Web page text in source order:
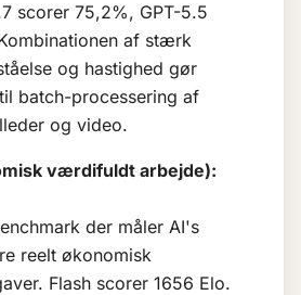
scorer 75,2%, GPT-5.5
af stærk
og hastighed gør
batch-processering af
og video.
værdifuldt arbejde):
der måler AI's
reelt økonomisk
Flash scorer 1656 Elo.